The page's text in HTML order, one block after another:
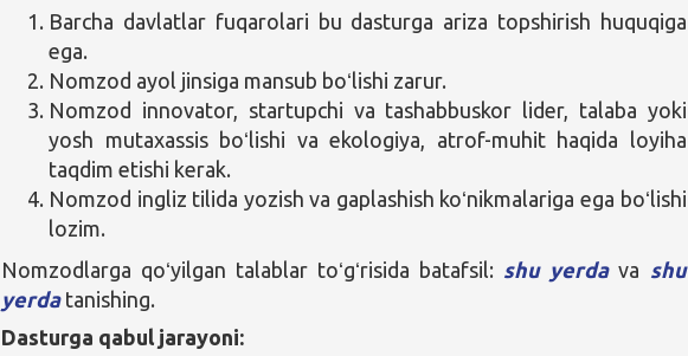
Barcha davlatlar fuqarolari bu dasturga ariza topshirish huquqiga
ega.
Nomzod ayol jinsiga mansub boʻlishi zarur.
Nomzod innovator, startupchi va tashabbuskor lider, talaba yoki
yosh mutaxassis boʻlishi va ekologiya, atrof-muhit haqida loyiha
taqdim etishi kerak.
Nomzod ingliz tilida yozish va gaplashish koʻnikmalariga ega boʻlishi
lozim.
Nomzodlarga qoʻyilgan talablar toʻgʻrisida batafsil: shu yerdava shu
yerda tanishing.
Dasturga qabul jarayoni: